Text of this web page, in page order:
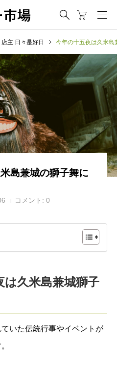
場
店主 日々是好日 今年の十五夜は久米島
島兼城の獅子舞に
コメント: 0
は久米島兼城獅子
いた伝統行事やイベントが